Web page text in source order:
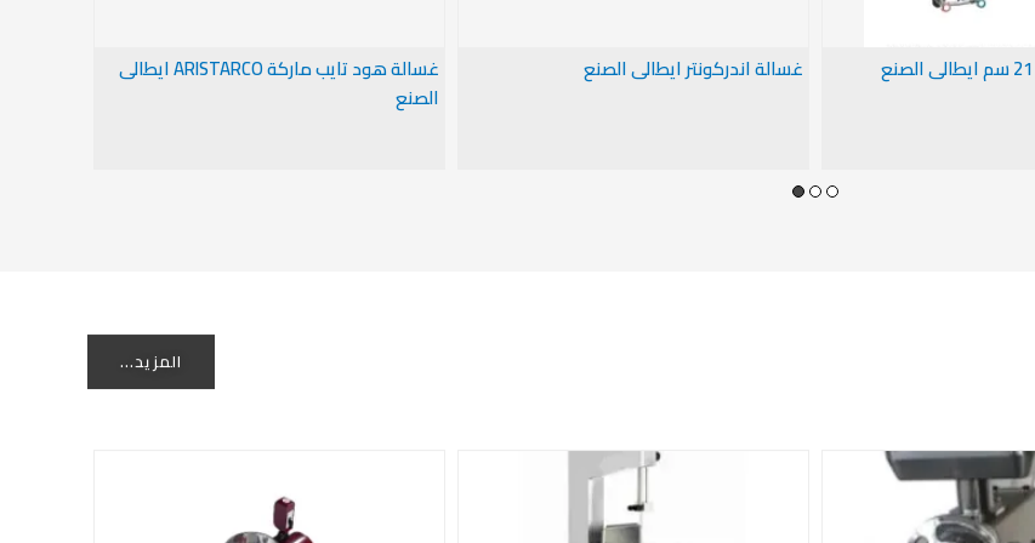
غسالة اندركونتر ايطالى الصنع
غسالة هود تايب ماركة ARISTARCO ايطالى
الصنع
المزيد...